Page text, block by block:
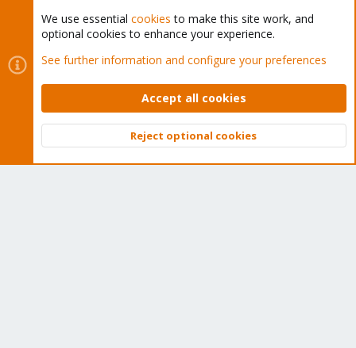
Cookies
Proxmox Support Forum - Light Mode
Contact us
Terms and rules Privacy policy Help Home
Community platform by XenForo © 2010-2026 XenForo Ltd.
Top
We use essential cookies to make this site work, and
optional cookies to enhance your experience.
See further information and configure your preferences
Accept all cookies
Reject optional cookies